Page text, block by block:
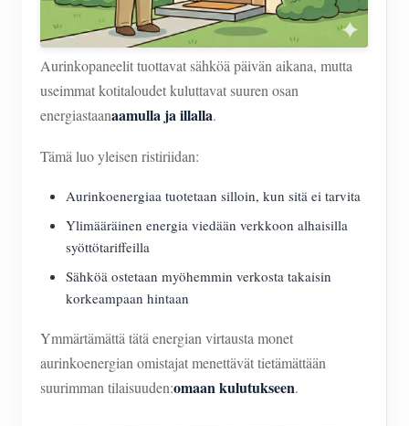
Aurinkopaneelit tuottavat sähköä päivän aikana, mutta
useimmat kotitaloudet kuluttavat suuren osan
energiastaanaamulla ja illalla.
Tämä luo yleisen ristiriidan:
Aurinkoenergiaa tuotetaan silloin, kun sitä ei tarvita
Ylimääräinen energia viedään verkkoon alhaisilla
syöttötariffeilla
Sähköä ostetaan myöhemmin verkosta takaisin
korkeampaan hintaan
Ymmärtämättä tätä energian virtausta monet
aurinkoenergian omistajat menettävät tietämättään
suurimman tilaisuuden:omaan kulutukseen.